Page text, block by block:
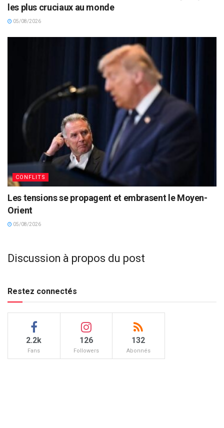
les plus cruciaux au monde
05/08/2026
CONFLITS
Les tensions se propagent et embrasent le Moyen-
Orient
05/08/2026
Discussion à propos du post
Restez connectés
2.2k
Fans
126
Followers
132
Abonnés